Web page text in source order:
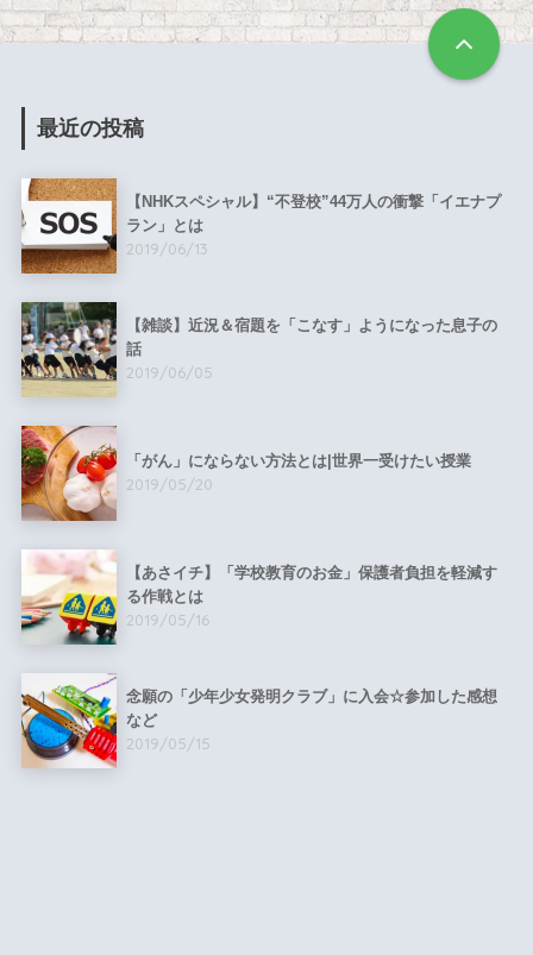
最近の投稿
【NHKスペシャル】“不登校”44万人の衝撃「イエナプ
ラン」とは
2019/06/13
【雑談】近況＆宿題を「こなす」ようになった息子の
話
2019/06/05
「がん」にならない方法とは|世界一受けたい授業
2019/05/20
【あさイチ】「学校教育のお金」保護者負担を軽減す
る作戦とは
2019/05/16
念願の「少年少女発明クラブ」に入会☆参加した感想
など
2019/05/15